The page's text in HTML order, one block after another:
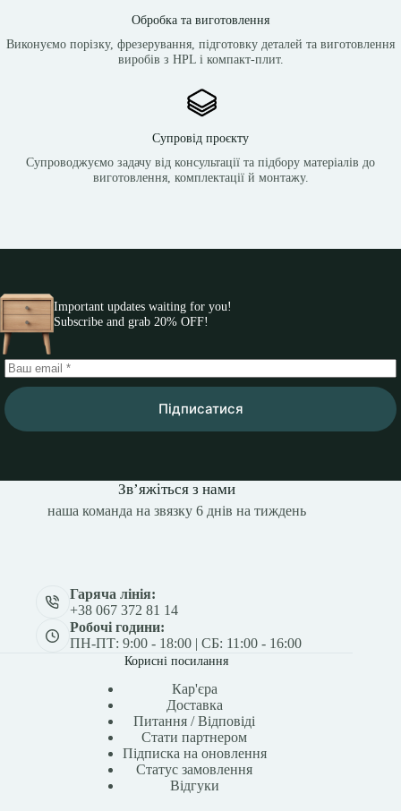
Обробка та виготовлення
Виконуємо порізку, фрезерування, підготовку деталей та виготовлення
виробів з HPL і компакт-плит.
Супровід проєкту
Супроводжуємо задачу від консультації та підбору матеріалів до
виготовлення, комплектації й монтажу.
Important updates waiting for you!
Subscribe and grab 20% OFF!
Підписатися
Зв’яжіться з нами
наша команда на звязку 6 днів на тиждень
Гаряча лінія:
+38 067 372 81 14
Робочі години:
ПН-ПТ: 9:00 - 18:00 | СБ: 11:00 - 16:00
Корисні посилання
Кар'єра
Доставка
Питання / Відповіді
Стати партнером
Підписка на оновлення
Статус замовлення
Відгуки